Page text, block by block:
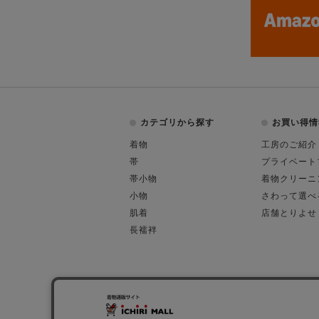
カテゴリから探す
着物
帯
帯小物
小物
肌着
長襦袢
お買い得
工房のご紹介
プライベー
着物クリー
さわって選
店舗とりよせ